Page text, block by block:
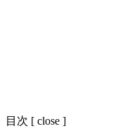
目次 [ close ]